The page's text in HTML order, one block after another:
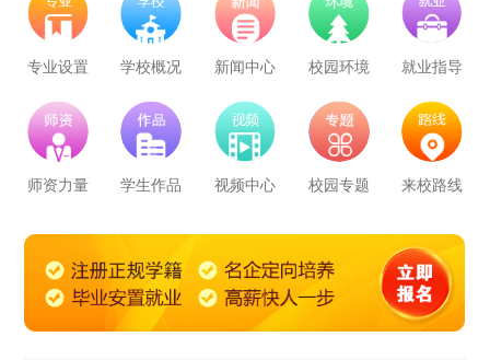
专业设置 学校概况 新闻中心 校园环境 就业指导
师资力量 学生作品 视频中心 校园专题 来校路线
学校里面的漂亮女孩子多不多呀
报名要带哪些东西
毕业以后的就业率怎么样呀
学校环境怎么样啊 视频上看上去还挺不 错的 有实地去看过的么
公路施工与养护 50 8 学历+技能证书 立即预约
立即预约
电力机车运用与
检...
50 7 学历+技能证书 立即预约
立即预约